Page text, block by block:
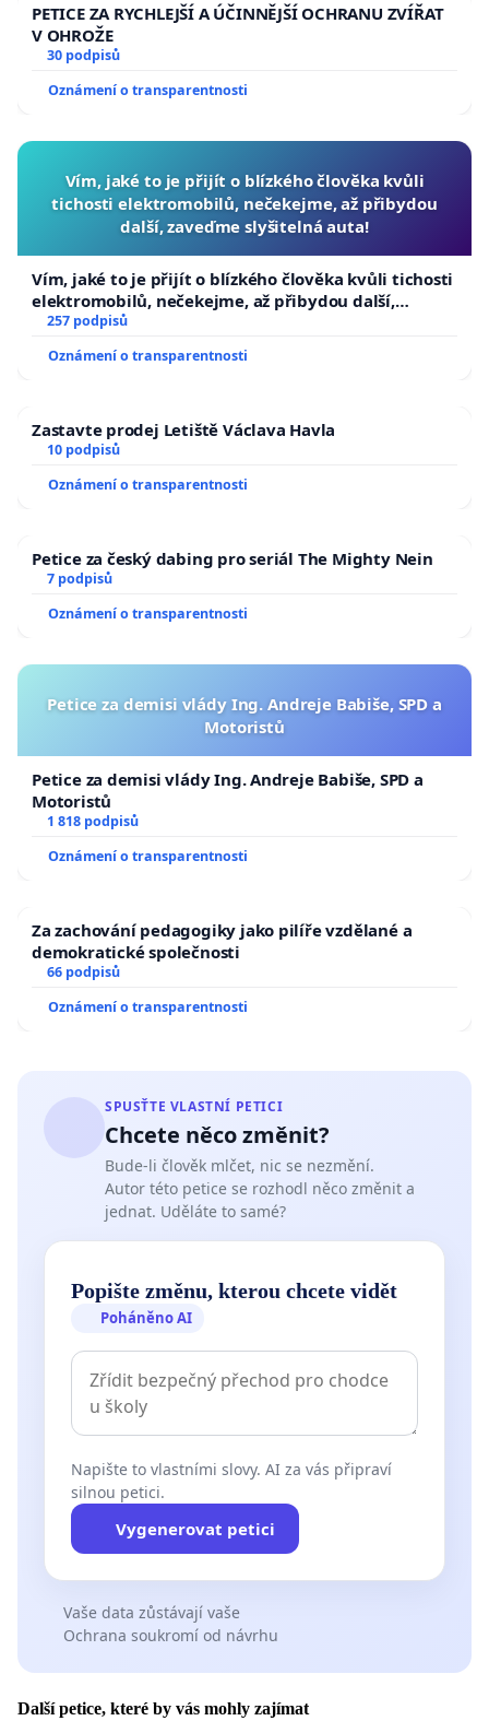
PETICE ZA RYCHLEJŠÍ A ÚČINNĚJŠÍ OCHRANU ZVÍŘAT
V OHROŽE
30 podpisů
Oznámení o transparentnosti
Vím, jaké to je přijít o blízkého člověka kvůli
tichosti elektromobilů, nečekejme, až přibydou
další, zaveďme slyšitelná auta!
Vím, jaké to je přijít o blízkého člověka kvůli tichosti
elektromobilů, nečekejme, až přibydou další,
zaveďme slyšitelná auta!
257 podpisů
Oznámení o transparentnosti
Zastavte prodej Letiště Václava Havla
10 podpisů
Oznámení o transparentnosti
Petice za český dabing pro seriál The Mighty Nein
7 podpisů
Oznámení o transparentnosti
Petice za demisi vlády Ing. Andreje Babiše, SPD a
Motoristů
Petice za demisi vlády Ing. Andreje Babiše, SPD a
Motoristů
1 818 podpisů
Oznámení o transparentnosti
Za zachování pedagogiky jako pilíře vzdělané a
demokratické společnosti
66 podpisů
Oznámení o transparentnosti
SPUSŤTE VLASTNÍ PETICI
Chcete něco změnit?
Bude-li člověk mlčet, nic se nezmění.
Autor této petice se rozhodl něco změnit a
jednat. Uděláte to samé?
Popište změnu, kterou chcete vidět
Poháněno AI
Napište to vlastními slovy. AI za vás připraví
silnou petici.
Vygenerovat petici
Vaše data zůstávají vaše
Ochrana soukromí od návrhu
Další petice, které by vás mohly zajímat